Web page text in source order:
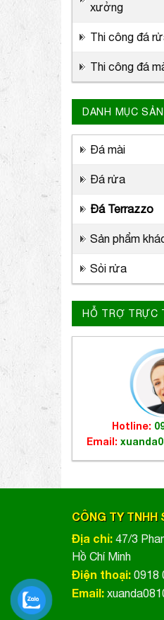
xưởng
Thi công đá
Thi công đá
DANH MỤC
Đá mài
Đá rửa
Đá Terrazzo
Sản phẩm
Sỏi rửa
HỖ TRỢ TRỰC
Hotline:
Email:
CÔNG TY
Địa chỉ: 47/3
Hồ Chí Minh
Điện thoại: 0918
Email: